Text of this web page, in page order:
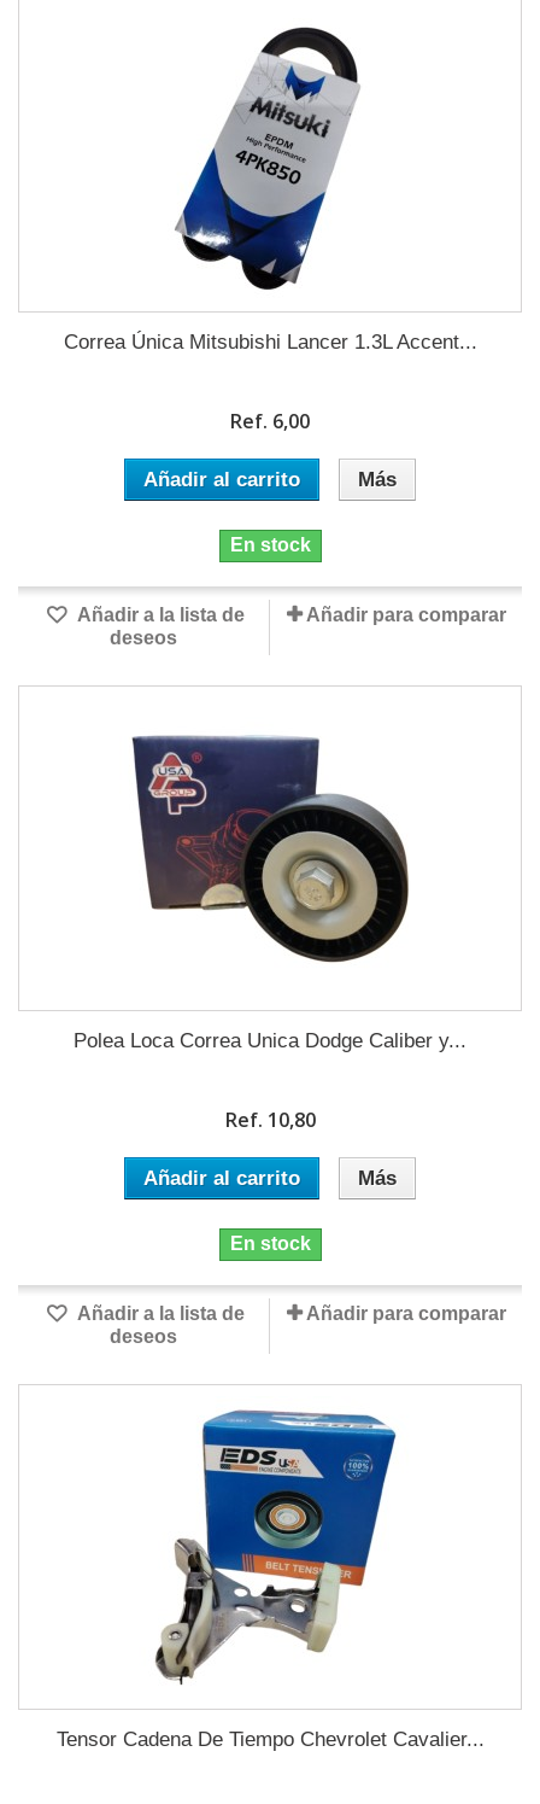
Correa Única Mitsubishi Lancer 1.3L Accent...
Ref. 6,00
Añadir al carrito Más
En stock
Añadir a la lista de
deseos
Añadir para comparar
Polea Loca Correa Unica Dodge Caliber y...
Ref. 10,80
Añadir al carrito Más
En stock
Añadir a la lista de
deseos
Añadir para comparar
Tensor Cadena De Tiempo Chevrolet Cavalier...